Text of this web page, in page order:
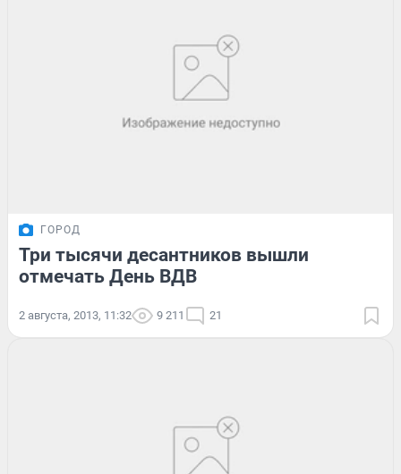
ГОРОД
Три тысячи десантников вышли
отмечать День ВДВ
2 августа, 2013, 11:32 9 211 21